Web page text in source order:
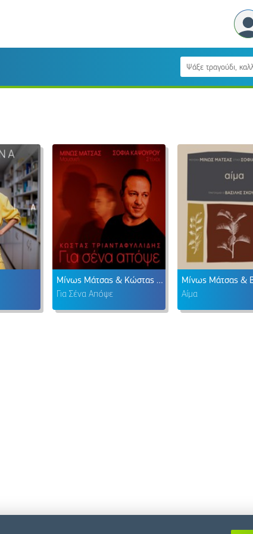
Μίνως Μάτσας & Κώστας Τριανταφυλλίδης
Για Σένα Απόψε Αίμα